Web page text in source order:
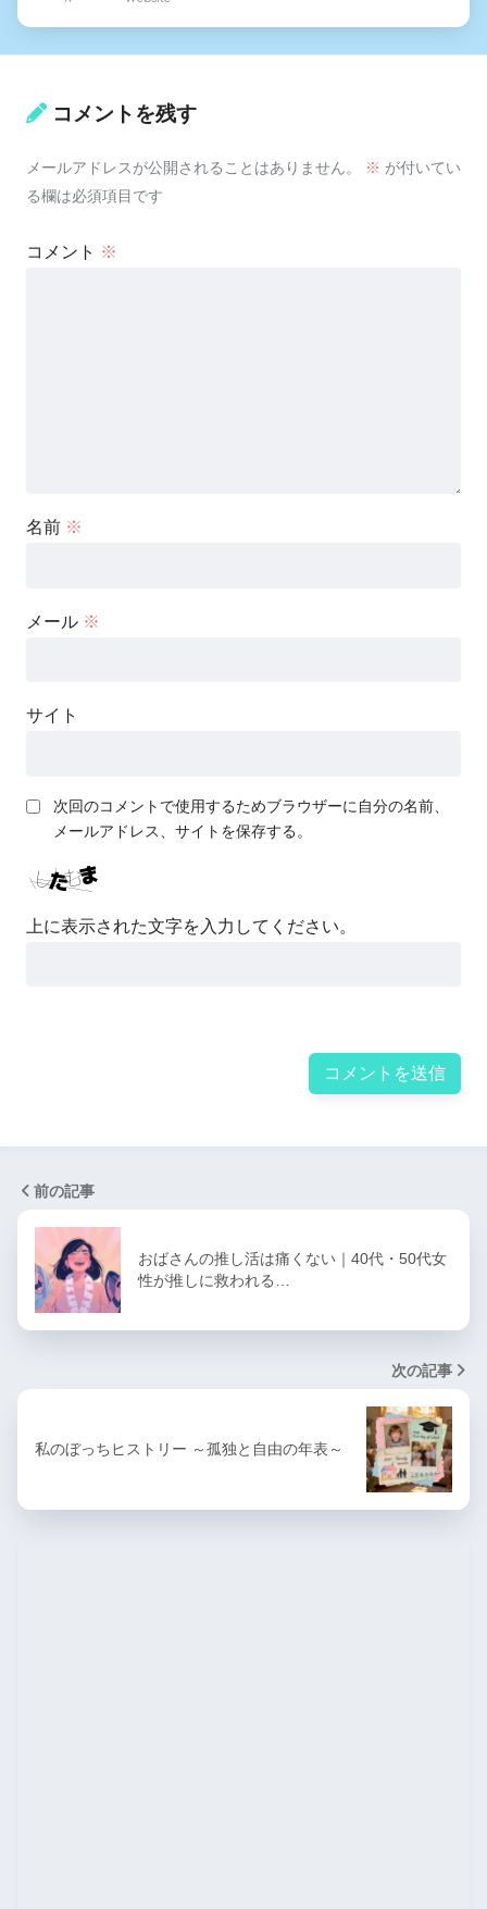
コメントを残す
メールアドレスが公開されることはありません。 ※ が付いてい
る欄は必須項目です
コメント ※
名前 ※
メール ※
サイト
次回のコメントで使用するためブラウザーに自分の名前、
メールアドレス、サイトを保存する。
上に表示された文字を入力してください。
前の記事
おばさんの推し活は痛くない｜40代・50代女
性が推しに救われる…
次の記事
私のぼっちヒストリー ～孤独と自由の年表～